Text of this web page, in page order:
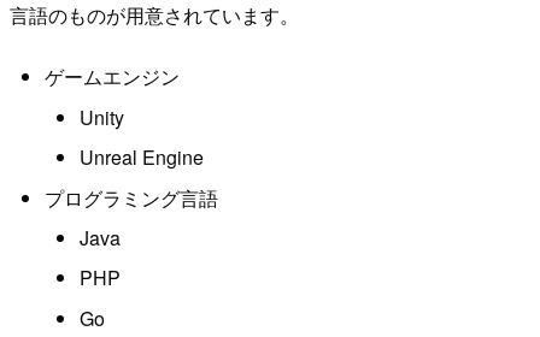
言語のものが用意されています。
ゲームエンジン
Unity
Unreal Engine
プログラミング言語
Java
PHP
Go